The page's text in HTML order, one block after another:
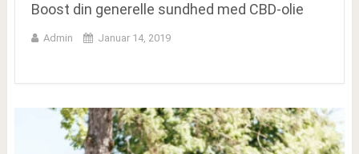
Boost din generelle sundhed med CBD-olie
Admin Januar 14, 2019